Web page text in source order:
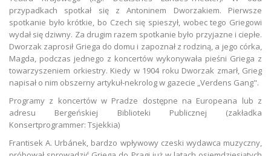
przypadkach spotkał się z Antoninem Dworzakiem. Pierwsze
spotkanie było krótkie, bo Czech się spieszył, wobec tego Griegowi
wydał się dziwny. Za drugim razem spotkanie było przyjazne i ciepłe.
Dworzak zaprosił Griega do domu i zapoznał z rodziną, a jego córka,
Magda, podczas jednego z koncertów wykonywała pieśni Griega z
towarzyszeniem orkiestry. Kiedy w 1904 roku Dworzak zmarł, Grieg
napisał o nim obszerny artykuł-nekrolog w gazecie „Verdens Gang".
Programy z koncertów w Pradze dostępne na Europeana lub z
adresu Bergeńskiej Biblioteki Publicznej (zakładka
Konsertprogrammer: Tsjekkia)
Frantisek A. Urbánek, bardzo wpływowy czeski wydawca muzyczny,